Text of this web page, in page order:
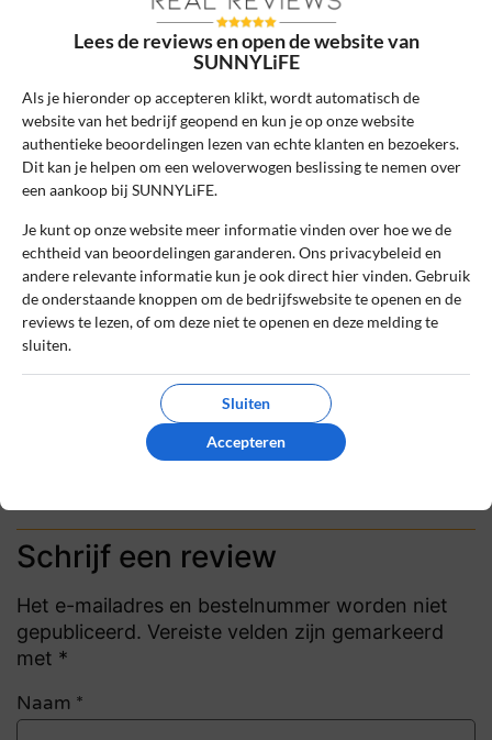
Verzending was vertraagd, maar de
rest was top!
Mijn ervaring met deze webshop was over
het algemeen positief. De website was
gemakkelijk te navigeren en de bestelling
kon makkelijk betaald worden. Het product
dat ik ontving, voldeed aan mijn
verwachtingen en met de klantenservice
heb ik geen contact gezocht omdat ik goed
op de hoogte werd gehouden. Het enige
kleine minpuntje was dat de verzending iets
langer duurde dan verwacht, maar het was
nog steeds binnen een redelijke termijn.
Review handmatig gecontroleerd en goedgekeurd.
Bekijk ons beleid
Schrijf een review
Het e-mailadres en bestelnummer worden niet
gepubliceerd. Vereiste velden zijn gemarkeerd
met *
Naam *
Lees de reviews en open de website van
SUNNYLiFE
Als je hieronder op accepteren klikt, wordt automatisch de
website van het bedrijf geopend en kun je op onze website
authentieke beoordelingen lezen van echte klanten en bezoekers.
Dit kan je helpen om een weloverwogen beslissing te nemen over
een aankoop bij SUNNYLiFE.
Je kunt op onze website meer informatie vinden over hoe we de
echtheid van beoordelingen garanderen. Ons privacybeleid en
andere relevante informatie kun je ook direct hier vinden. Gebruik
de onderstaande knoppen om de bedrijfswebsite te openen en de
reviews te lezen, of om deze niet te openen en deze melding te
sluiten.
Sluiten
Accepteren